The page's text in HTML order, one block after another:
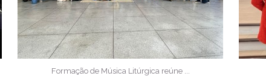
Formação de Música Litúrgica reúne ...